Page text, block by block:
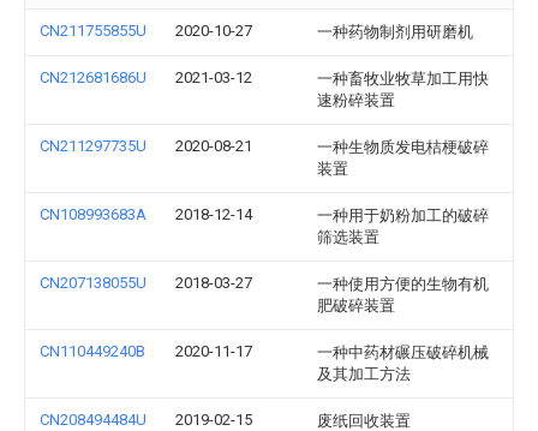
CN211755855U 2020-10-27 一种药物制剂用研磨机
CN212681686U 2021-03-12
一种畜牧业牧草加工用快
速粉碎装置
CN211297735U 2020-08-21
一种生物质发电桔梗破碎
装置
CN108993683A 2018-12-14
一种用于奶粉加工的破碎
筛选装置
CN207138055U 2018-03-27
一种使用方便的生物有机
肥破碎装置
CN110449240B 2020-11-17
一种中药材碾压破碎机械
及其加工方法
CN208494484U 2019-02-15 废纸回收装置